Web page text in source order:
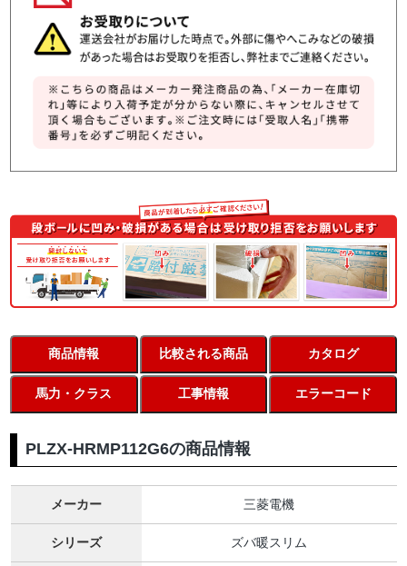
商品情報 比較される商品 カタログ
馬力・クラス 工事情報 エラーコード
PLZX-HRMP112G6の商品情報
メーカー 三菱電機
シリーズ ズバ暖スリム